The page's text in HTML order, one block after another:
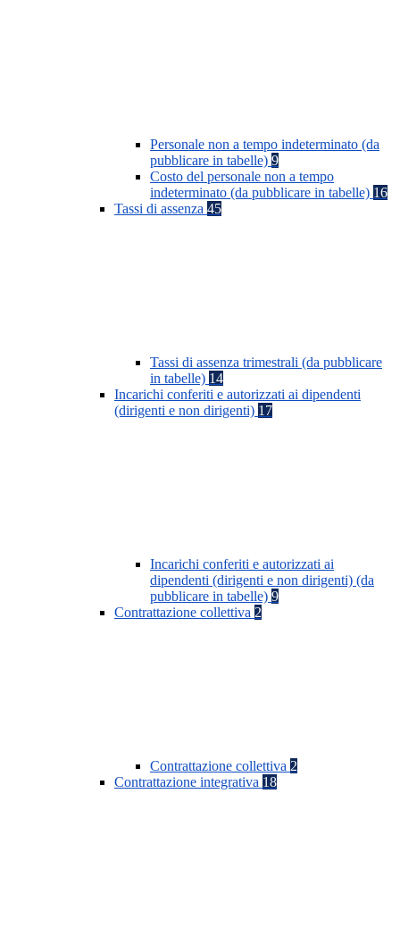
Personale non a tempo indeterminato (da
pubblicare in tabelle) 9
Costo del personale non a tempo
indeterminato (da pubblicare in tabelle) 16
Tassi di assenza 45
Tassi di assenza trimestrali (da pubblicare
in tabelle) 14
Incarichi conferiti e autorizzati ai dipendenti
(dirigenti e non dirigenti) 17
Incarichi conferiti e autorizzati ai
dipendenti (dirigenti e non dirigenti) (da
pubblicare in tabelle) 9
Contrattazione collettiva 2
Contrattazione collettiva 2
Contrattazione integrativa 18